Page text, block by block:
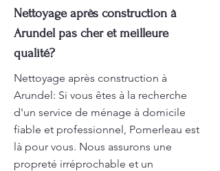
Nettoyage après construction à
Arundel pas cher et meilleure
qualité?
Nettoyage après construction à
Arundel: Si vous êtes à la recherche
d'un service de ménage à domicile
fiable et professionnel, Pomerleau est
là pour vous. Nous assurons une
propreté irréprochable et un